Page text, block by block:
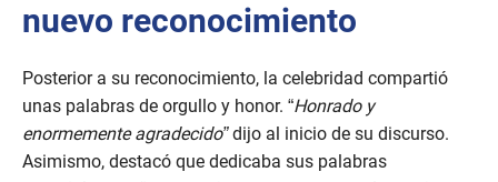
nuevo reconocimiento
Posterior a su reconocimiento, la celebridad compartió
unas palabras de orgullo y honor. “Honrado y
enormemente agradecido”dijo al inicio de su discurso.
Asimismo, destacó que dedicaba sus palabras